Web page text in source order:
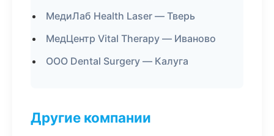
МедиЛаб Health Laser — Тверь
МедЦентр Vital Therapy — Иваново
ООО Dental Surgery — Калуга
Другие компании